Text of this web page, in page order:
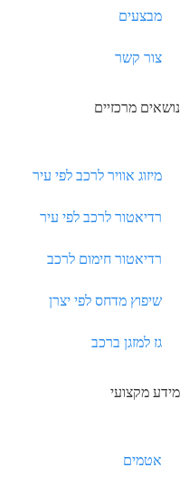
מבצעים
צור קשר
נושאים מרכזיים
מיזוג אוויר לרכב לפי עיר
רדיאטור לרכב לפי עיר
רדיאטור חימום לרכב
שיפוץ מדחס לפי יצרן
גז למזגן ברכב
מידע מקצועי
אטמים